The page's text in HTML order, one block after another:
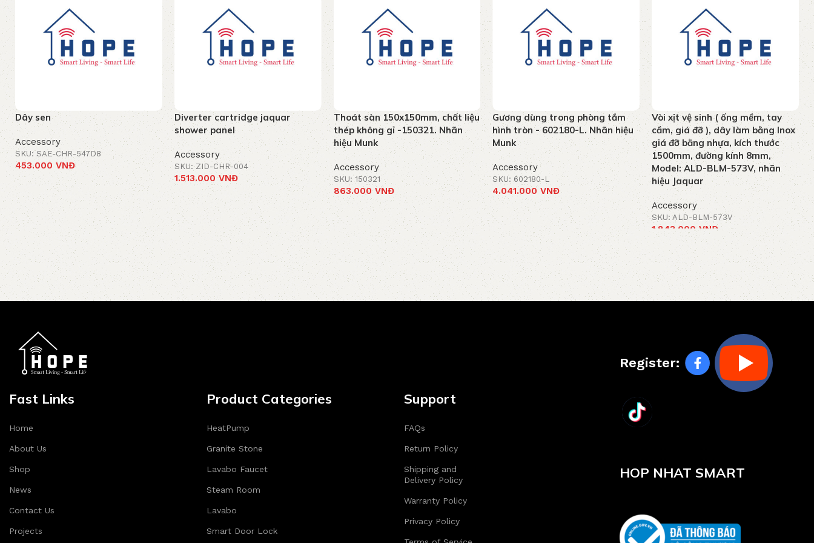
Dây sen
Accessory
SKU: SAE-CHR-547D8
453.000 VNĐ
Add to cart
Diverter cartridge jaquar
shower panel
Accessory
SKU: ZID-CHR-004
1.513.000VNĐ
Add to cart
Thoát sàn 150x150mm, chất liệu
thép không gỉ -150321. Nhãn
hiệu Munk
Accessory
SKU: 150321
863.000 VNĐ
Add to cart
Gương dùng trong phòng tắm
hình tròn - 602180-L. Nhãn hiệu
Munk
Accessory
SKU: 602180-L
4.041.000VNĐ
Add to cart
Vòi xịt vệ sinh ( ống mềm, tay
cầm, giá đỡ ), dây làm bằng Inox
giá đỡ bằng nhựa, kích thước
1500mm, đường kính 8mm,
Model: ALD-BLM-573V, nhãn
hiệu Jaquar
Accessory
SKU: ALD-BLM-573V
1.843.000VNĐ
Add to cart
Fast Links
Home
About Us
Shop
News
Contact Us
Projects
Product Categories
HeatPump
Granite Stone
Lavabo Faucet
Steam Room
Lavabo
Smart Door Lock
Support
FAQs
Return Policy
Shipping and
Delivery Policy
Warranty Policy
Privacy Policy
Register:
HOP NHAT SMART